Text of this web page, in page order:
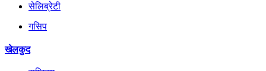
सेलिब्रेटी
गसिप
खेलकुद